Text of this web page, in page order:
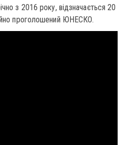
з 2016 року, відзначається 20
проголошений ЮНЕСКО.